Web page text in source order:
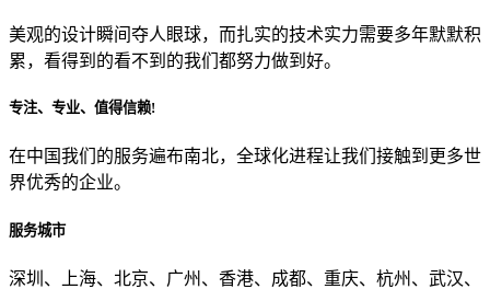
目前主要的营销渠道是？
美观的设计瞬间夺人眼球，而扎实的技术实力需要多年默默积
累，看得到的看不到的我们都努力做到好。
专注、专业、值得信赖!
在中国我们的服务遍布南北，全球化进程让我们接触到更多世
界优秀的企业。
服务城市
深圳、上海、北京、广州、香港、成都、重庆、杭州、武汉、